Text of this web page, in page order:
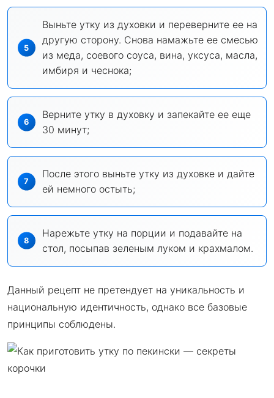
Выньте утку из духовки и переверните ее на
другую сторону. Снова намажьте ее смесью
из меда, соевого соуса, вина, уксуса, масла,
имбиря и чеснока;
Верните утку в духовку и запекайте ее еще
30 минут;
После этого выньте утку из духовке и дайте
ей немного остыть;
Нарежьте утку на порции и подавайте на
стол, посыпав зеленым луком и крахмалом.
Данный рецепт не претендует на уникальность и
национальную идентичность, однако все базовые
принципы соблюдены.